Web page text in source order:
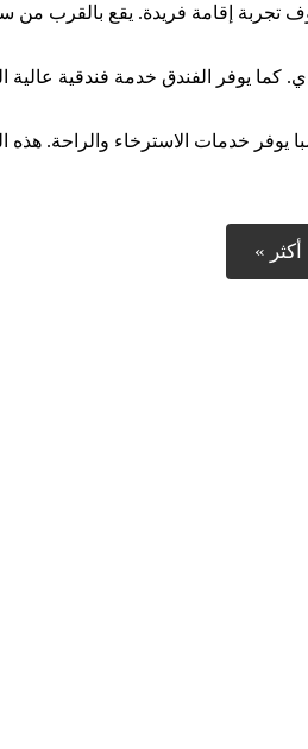
إقامة فريدة. يقع بالقرب من
كما يوفر الفندق خدمة فندقية
خدمات الاسترخاء والراحة. هذه
»